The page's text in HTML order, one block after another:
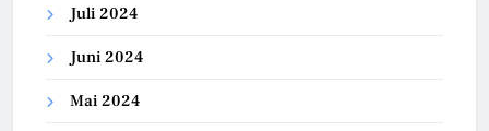
Juli 2024
Juni 2024
Mai 2024